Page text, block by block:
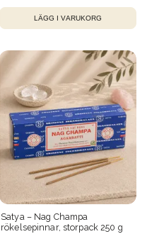
Satya – Nag Champa
rökelsepinnar, storpack 250 g